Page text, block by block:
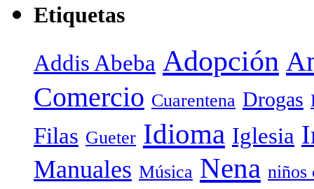
Etiquetas
Addis Abeba Adopción
Comercio Cuarentena Drogas
Filas Gueter Idioma Iglesia
Manuales Música Nena niños